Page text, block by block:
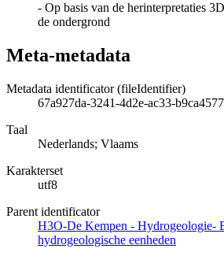
- Op basis van de herinterpretaties
de ondergrond
Meta-metadata
Metadata identificator (fileIdentifier)
67a927da-3241-4d2e-ac33-
Taal
Nederlands; Vlaams
Karakterset
utf8
Parent identificator
H3O-De Kempen - Hydrogeologie-
hydrogeologische eenheden